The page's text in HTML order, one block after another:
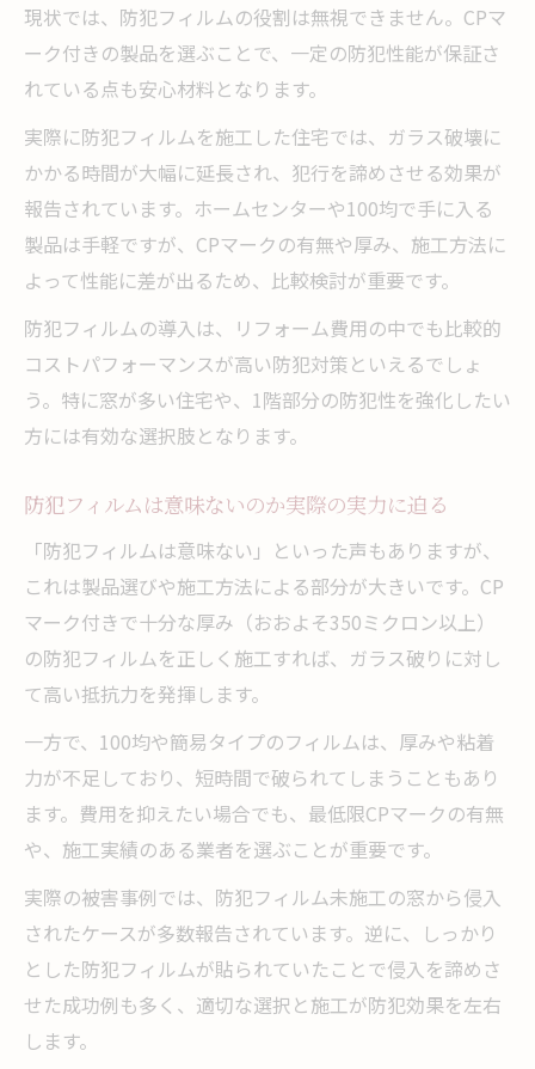
CPマーク付き防犯フィルムの選び方と注意
点
リフォーム時にCPマーク製品は本当に必要
か検証
防犯フィルムCPマークと無認定品の違いを
比較
CPマークの防犯フィルム自分で貼る場合の
留意点
リフォーム費用を抑える防犯対策のコツ
リフォームで防犯フィルム施工価格を抑え
る工夫
材料費と施工費を分けたリフォーム費用内
防犯フィルム導入でリフォーム費用対効果
を最大化
DIYと業者施工による費用差を比較し最適化
防犯フィルム費用感とリフォーム予算のバ
ランス術
DIYで貼れる防犯フィルムの注意点とは
リフォーム初心者が失敗しやすいDIY施工の
注意点
防犯フィルムCPマーク自分で貼る際の施工
条件
100均防犯フィルムはDIYで意味ないのか徹
底検証
DIYリフォームと業者施工の違いとリスクを
解説
現状では、防犯フィルムの役割は無視できません。CPマ
ーク付きの製品を選ぶことで、一定の防犯性能が保証さ
れている点も安心材料となります。
実際に防犯フィルムを施工した住宅では、ガラス破壊に
かかる時間が大幅に延長され、犯行を諦めさせる効果が
報告されています。ホームセンターや100均で手に入る
製品は手軽ですが、CPマークの有無や厚み、施工方法に
よって性能に差が出るため、比較検討が重要です。
防犯フィルムの導入は、リフォーム費用の中でも比較的
コストパフォーマンスが高い防犯対策といえるでしょ
う。特に窓が多い住宅や、1階部分の防犯性を強化したい
方には有効な選択肢となります。
防犯フィルムは意味ないのか実際の実力に迫る
「防犯フィルムは意味ない」といった声もありますが、
これは製品選びや施工方法による部分が大きいです。CP
マーク付きで十分な厚み（おおよそ350ミクロン以上）
の防犯フィルムを正しく施工すれば、ガラス破りに対し
て高い抵抗力を発揮します。
一方で、100均や簡易タイプのフィルムは、厚みや粘着
力が不足しており、短時間で破られてしまうこともあり
ます。費用を抑えたい場合でも、最低限CPマークの有無
や、施工実績のある業者を選ぶことが重要です。
実際の被害事例では、防犯フィルム未施工の窓から侵入
されたケースが多数報告されています。逆に、しっかり
とした防犯フィルムが貼られていたことで侵入を諦めさ
せた成功例も多く、適切な選択と施工が防犯効果を左右
します。